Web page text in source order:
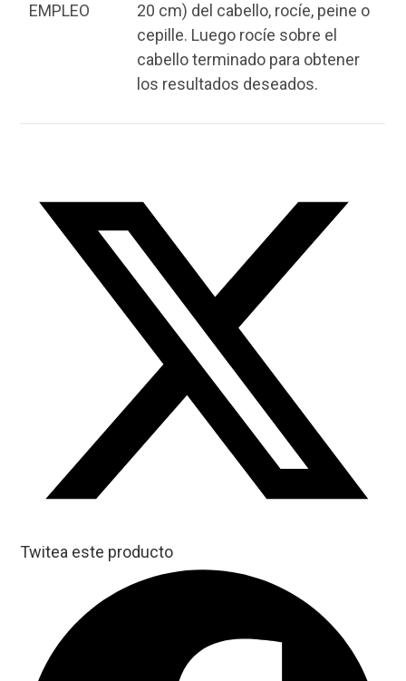
EMPLEO
20 cm) del cabello, rocíe, peine o
cepille. Luego rocíe sobre el
cabello terminado para obtener
los resultados deseados.
Twitea este producto